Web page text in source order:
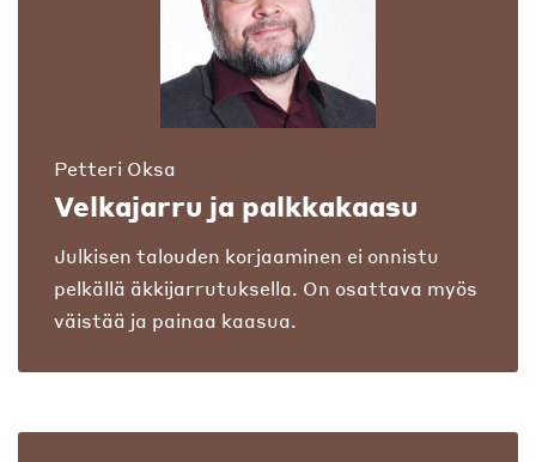
Petteri Oksa
Velkajarru ja palkkakaasu
Julkisen talouden korjaaminen ei onnistu
pelkällä äkkijarrutuksella. On osattava myös
väistää ja painaa kaasua.